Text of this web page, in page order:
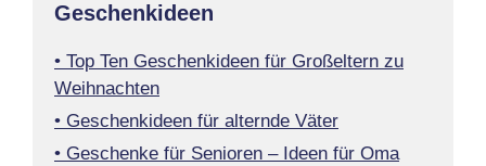
Geschenkideen
• Top Ten Geschenkideen für Großeltern zu
Weihnachten
• Geschenkideen für alternde Väter
• Geschenke für Senioren – Ideen für Oma